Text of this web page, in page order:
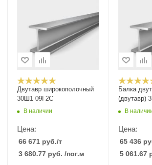
Двутавр широкополочный
30Ш1 09Г2С
В наличии
Цена:
66 671 руб./т
3 680.77 руб. /пог.м
Балка
(двутавр)
В
Цена:
65 436
5 061.67